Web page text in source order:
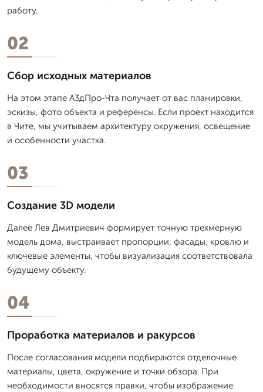
работу.
02
Сбор исходных материалов
На этом этапе А3дПро-Чта получает от вас планировки,
эскизы, фото объекта и референсы. Если проект находится
в Чите, мы учитываем архитектуру окружения, освещение
и особенности участка.
03
Создание 3D модели
Далее Лев Дмитpиевич формирует точную трехмерную
модель дома, выстраивает пропорции, фасады, кровлю и
ключевые элементы, чтобы визуализация соответствовала
будущему объекту.
04
Проработка материалов и ракурсов
После согласования модели подбираются отделочные
материалы, цвета, окружение и точки обзора. При
необходимости вносятся правки, чтобы изображение